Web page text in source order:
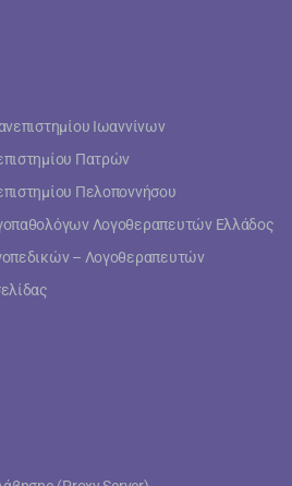
Ιωαννίνων
Πατρών
Πελοποννήσου
Λογοθεραπευτών Ελλάδος
– Λογοθεραπευτών